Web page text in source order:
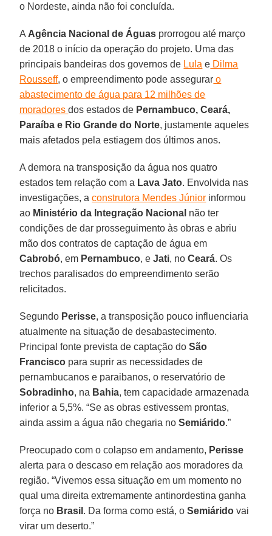
o Nordeste, ainda não foi concluída.
A Agência Nacional de Águas prorrogou até março
de 2018 o início da operação do projeto. Uma das
principais bandeiras dos governos de Lula e Dilma
Rousseff, o empreendimento pode assegurar o
abastecimento de água para 12 milhões de
moradoresdos estados de Pernambuco, Ceará,
Paraíba e Rio Grande do Norte, justamente aqueles
mais afetados pela estiagem dos últimos anos.
A demora na transposição da água nos quatro
estados tem relação com a Lava Jato. Envolvida nas
investigações, aconstrutora Mendes Júnior informou
ao Ministério da Integração Nacional não ter
condições de dar prosseguimento às obras e abriu
mão dos contratos de captação de água em
Cabrobó, em Pernambuco, e Jati, noCeará. Os
trechos paralisados do empreendimento serão
relicitados.
Segundo Perisse, a transposição pouco influenciaria
atualmente na situação de desabastecimento.
Principal fonte prevista de captação doSão
Francisco para suprir as necessidades de
pernambucanos e paraibanos, o reservatório de
Sobradinho, na Bahia, tem capacidade armazenada
inferior a 5,5%. “Se as obras estivessem prontas,
ainda assim a água não chegaria noSemiárido.”
Preocupado com o colapso em andamento, Perisse
alerta para o descaso em relação aos moradores da
região. “Vivemos essa situação em um momento no
qual uma direita extremamente antinordestina ganha
força no Brasil . Da forma como está, oSemiárido vai
virar um deserto.”